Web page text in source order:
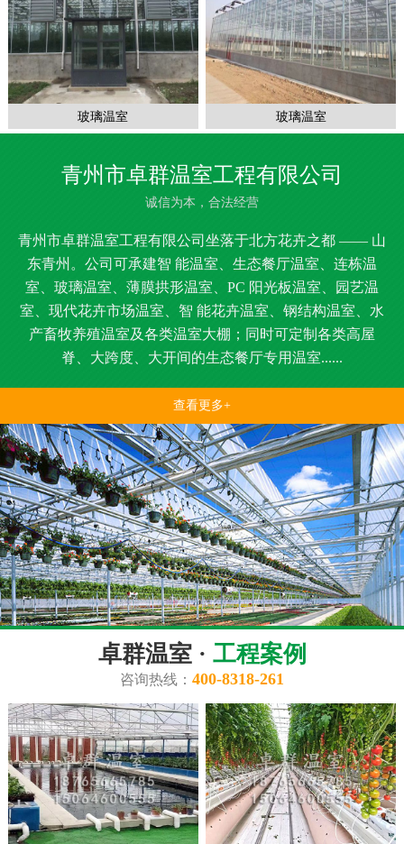
玻璃温室 玻璃温室
青州市卓群温室工程有限公司
诚信为本，合法经营
青州市卓群温室工程有限公司坐落于北方花卉之都 —— 山
东青州。公司可承建智 能温室、生态餐厅温室、连栋温
室、玻璃温室、薄膜拱形温室、PC 阳光板温室、园艺温
室、现代花卉市场温室、智 能花卉温室、钢结构温室、水
产畜牧养殖温室及各类温室大棚；同时可定制各类高屋
脊、大跨度、大开间的生态餐厅专用温室......
查看更多+
卓群温室 · 工程案例
咨询热线： 400-8318-261